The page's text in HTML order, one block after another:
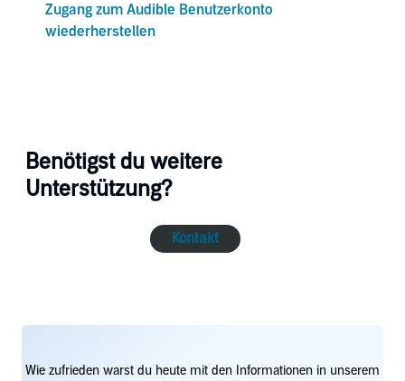
Zugang zum Audible Benutzerkonto
wiederherstellen
Benötigst du weitere
Unterstützung?
Kontakt
Wie zufrieden warst du heute mit den Informationen in unserem